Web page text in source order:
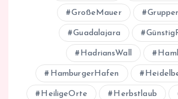
GroßeMauer
Guadalajara
HadriansWall
HamburgerHafen
HeiligeOrte Herbstlaub